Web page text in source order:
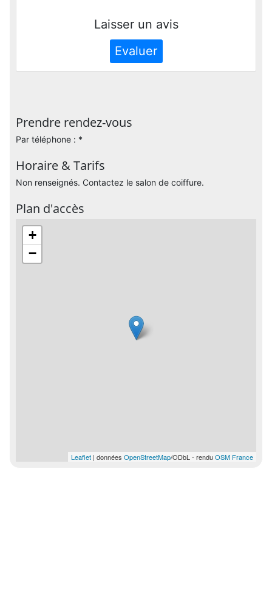
Laisser un avis
Evaluer
Prendre rendez-vous
Par téléphone : *
Horaire & Tarifs
Non renseignés. Contactez le salon de coiffure.
Plan d'accès
+
−
Leaflet | données OpenStreetMap/ODbL - renduOSM France